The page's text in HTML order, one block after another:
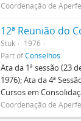
Coordenação de
12ª Reunião do
Stuk
1976
Part ofConselhos
Ata da 1ª sessão (23
1976); Ata da 4ª
Cursos em
Coordenação de